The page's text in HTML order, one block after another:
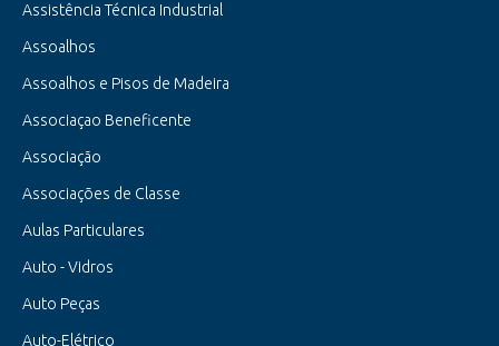
Assistência Técnica Industrial
Assoalhos
Assoalhos e Pisos de Madeira
Associaçao Beneficente
Associação
Associações de Classe
Aulas Particulares
Auto - Vidros
Auto Peças
Auto-Elétrico